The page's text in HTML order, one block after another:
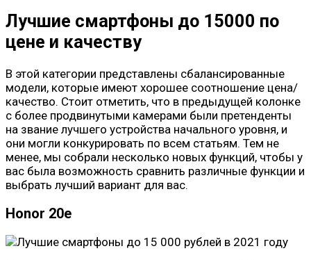
Лучшие смартфоны до 15000 по
цене и качеству
В этой категории представлены сбалансированные
модели, которые имеют хорошее соотношение цена/
качество. Стоит отметить, что в предыдущей колонке
с более продвинутыми камерами были претенденты
на звание лучшего устройства начального уровня, и
они могли конкурировать по всем статьям. Тем не
менее, мы собрали несколько новых функций, чтобы у
вас была возможность сравнить различные функции и
выбрать лучший вариант для вас.
Honor 20e